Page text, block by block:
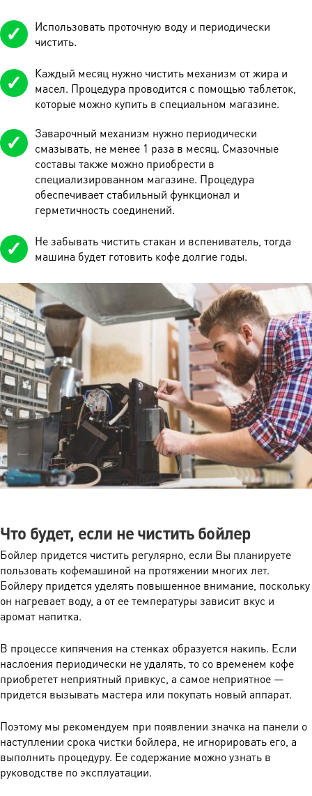
Использовать проточную воду и периодически
чистить.
Каждый месяц нужно чистить механизм от жира и
масел. Процедура проводится с помощью таблеток,
которые можно купить в специальном магазине.
Заварочный механизм нужно периодически
смазывать, не менее 1 раза в месяц. Смазочные
составы также можно приобрести в
специализированном магазине. Процедура
обеспечивает стабильный функционал и
герметичность соединений.
Не забывать чистить стакан и вспениватель, тогда
машина будет готовить кофе долгие годы.
Что будет, если не чистить бойлер
Бойлер придется чистить регулярно, если Вы планируете
пользовать кофемашиной на протяжении многих лет.
Бойлеру придется уделять повышенное внимание, поскольку
он нагревает воду, а от ее температуры зависит вкус и
аромат напитка.
В процессе кипячения на стенках образуется накипь. Если
наслоения периодически не удалять, то со временем кофе
приобретет неприятный привкус, а самое неприятное —
придется вызывать мастера или покупать новый аппарат.
Поэтому мы рекомендуем при появлении значка на панели о
наступлении срока чистки бойлера, не игнорировать его, а
выполнить процедуру. Ее содержание можно узнать в
руководстве по эксплуатации.